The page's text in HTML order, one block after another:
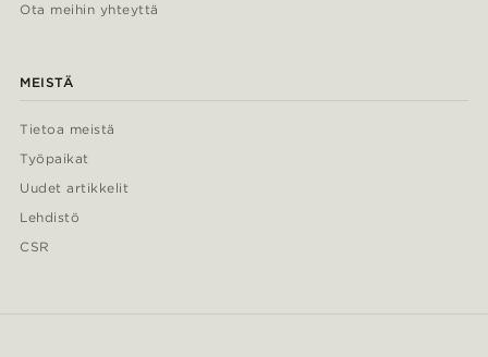
Ota meihin yhteyttä
MEISTÄ
Tietoa meistä
Työpaikat
Uudet artikkelit
Lehdistö
CSR